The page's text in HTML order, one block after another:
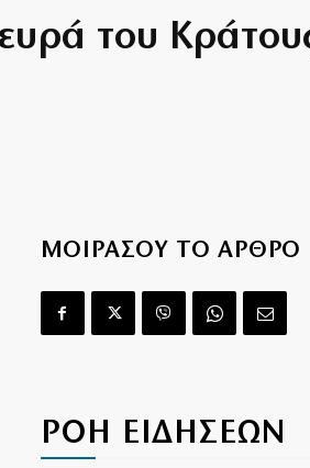
του
ΜΟΙΡΑΣΟΥ ΤΟ ΑΡΘΡΟ
ΡΟΗ ΕΙΔΗΣΕΩΝ